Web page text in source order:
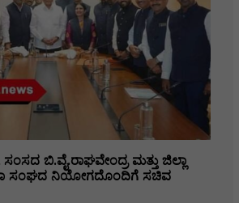
ಬಿ.ವೈ.ರಾಘವೇಂದ್ರ ಮತ್ತು ಜಿಲ್ಲಾ
ಸಂಘದ ನಿಯೋಗದೊಂದಿಗೆ ಸಚಿವ